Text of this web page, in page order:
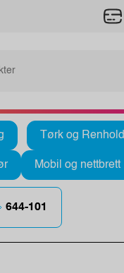
Tørk og Renhold
Mobil og nettbrett
644-101